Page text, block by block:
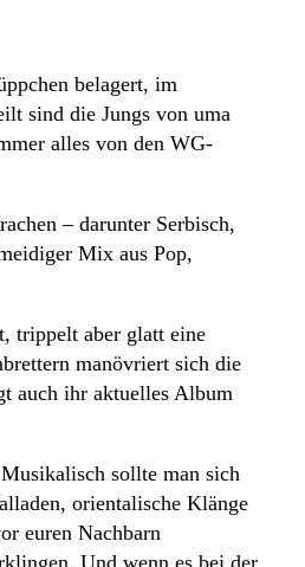
belagert, im
sind die Jungs von uma
alles von den WG-
– darunter Serbisch,
Mix aus Pop,
trippelt aber glatt eine
manövriert sich die
auch ihr aktuelles Album
sollte man sich
orientalische Klänge
euren Nachbarn